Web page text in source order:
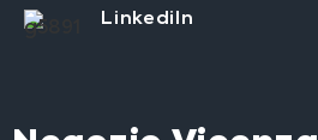
LinkediIn